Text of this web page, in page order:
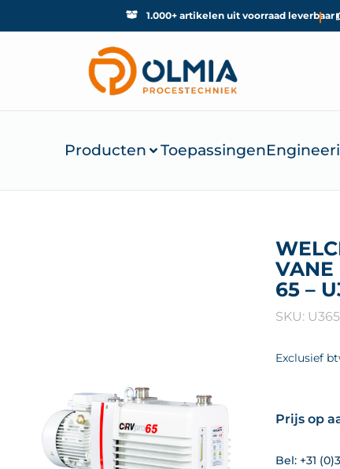
1.000+ artikelen uit voorraad leverbaar
Producten Toepassingen
VANE
65 –
SKU:
Exclusief
Prijs op
Bel: +31